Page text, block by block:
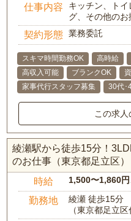
仕事内容
キッチン、ト
グ、その他のお
契約形態 業務委託
スキマ時間勤務OK 高時給
高収入可能
ブランクOK
家事代行スタッフ募集
30代･
この求人
綾瀬駅から徒歩15分！
のお仕事（東京都足立区）
時給 1,500〜1,860円
勤務地
綾瀬 徒歩15分
（東京都足立区